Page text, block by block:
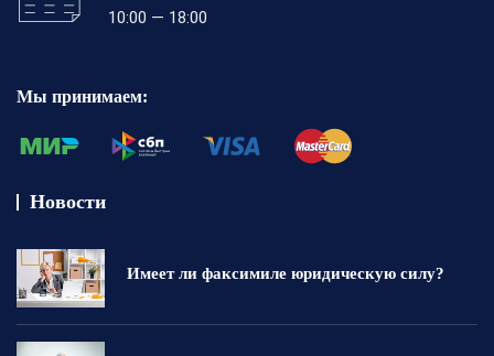
10:00 — 18:00
Мы принимаем:
Новости
Имеет ли факсимиле юридическую силу?